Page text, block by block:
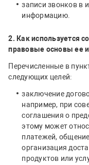
записи звонков в
информацию.
2. Как используется
правовые основы ее
Перечисленные в
следующих целей:
заключение
например, при
соглашения о
этому может
платежей,
организация
продуктов или